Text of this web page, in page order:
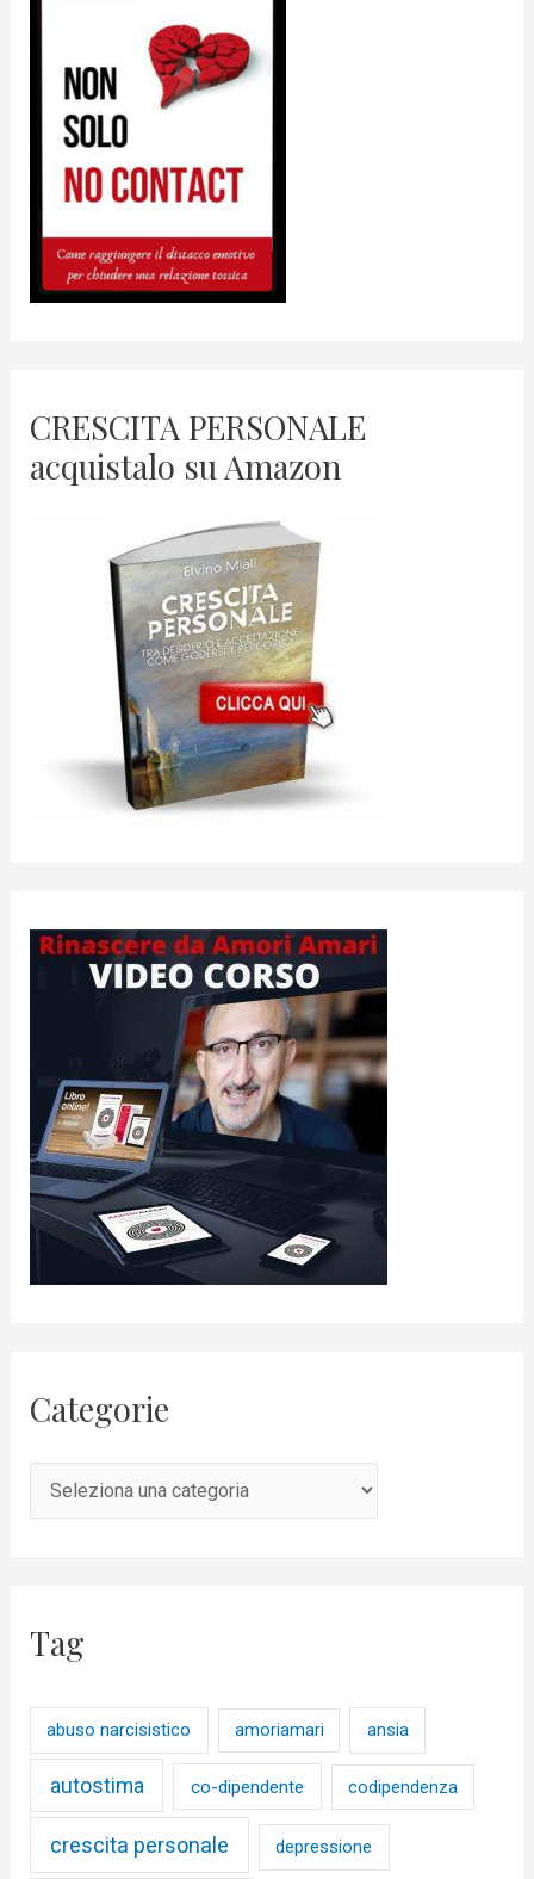
CRESCITA PERSONALE
acquistalo su Amazon
Categorie
Tag
abuso narcisistico amoriamari ansia
autostima co-dipendente codipendenza
crescita personale depressione